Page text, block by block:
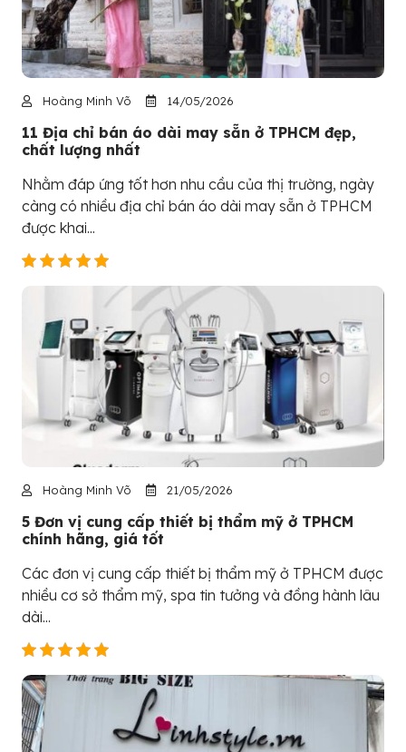
Hoàng Minh Võ 14/05/2026
11 Địa chỉ bán áo dài may sẵn ở TPHCM đẹp,
chất lượng nhất
Nhằm đáp ứng tốt hơn nhu cầu của thị trường, ngày
càng có nhiều địa chỉ bán áo dài may sẵn ở TPHCM
được khai...
Hoàng Minh Võ 21/05/2026
5 Đơn vị cung cấp thiết bị thẩm mỹ ở TPHCM
chính hãng, giá tốt
Các đơn vị cung cấp thiết bị thẩm mỹ ở TPHCM được
nhiều cơ sở thẩm mỹ, spa tin tưởng và đồng hành lâu
dài...